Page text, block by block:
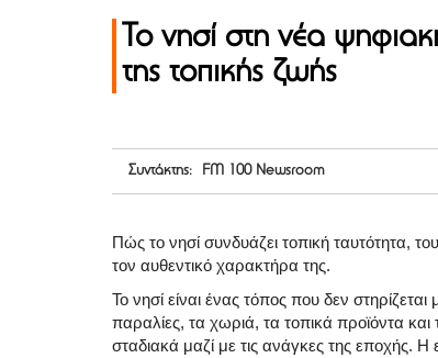
Το νησί στη νέα
της τοπικής ζωής
Συντάκτης: FM 100 Newsroom
Πώς το νησί συνδυάζει τοπική ταυτότητα,
τον αυθεντικό χαρακτήρα της.
Το νησί είναι ένας τόπος που δεν
παραλίες, τα χωριά, τα τοπικά προϊόντα
σταδιακά μαζί με τις ανάγκες της εποχής.